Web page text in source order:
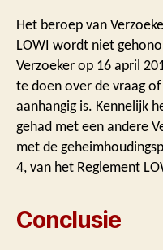
Het beroep van
LOWI wordt niet
Verzoeker op 16 april
te doen over de vraag
aanhangig is. Kennelijk
gehad met een andere
met de
4, van het Reglement
Conclusie